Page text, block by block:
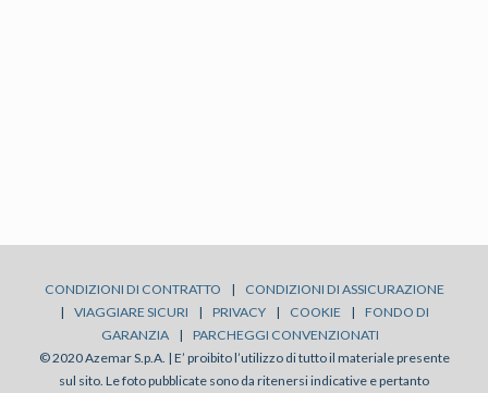
CONDIZIONI DI CONTRATTO |
CONDIZIONI DI ASSICURAZIONE
|
VIAGGIARE SICURI | PRIVACY | COOKIE |
FONDO DI
GARANZIA
|
PARCHEGGI CONVENZIONATI
© 2020 Azemar S.p.A. | E’ proibito l’utilizzo di tutto il materiale presente
sul sito. Le foto pubblicate sono da ritenersi indicative e pertanto